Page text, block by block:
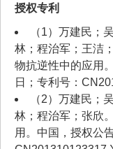
授权专利
（1）万建民；
林；程治军；王洁
物抗逆性中的应用
日；专利号：
（2）万建民；
林；程治军；张欣
用。中国，授权公